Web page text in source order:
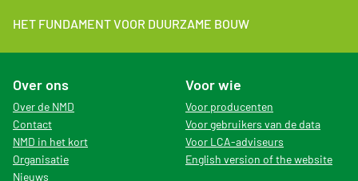
HET FUNDAMENT VOOR DUURZAME BOUW
Over ons
Over de NMD
Contact
NMD in het kort
Organisatie
Nieuws
Voor wie
Voor producenten
Voor gebruikers van de data
Voor LCA-adviseurs
English version of the website